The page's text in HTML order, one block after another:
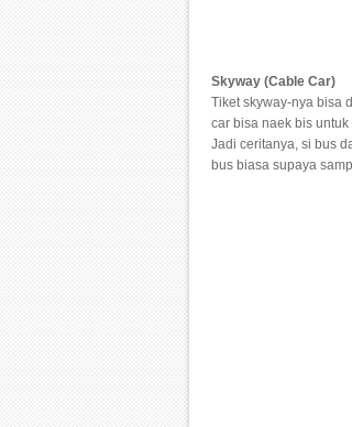
Skyway (Cable Car)
Tiket skyway-nya bisa
car bisa naek bis
Jadi ceritanya, si bus
bus biasa supaya